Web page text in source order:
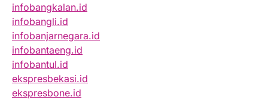
infobangkalan.id
infobangli.id
infobanjarnegara.id
infobantaeng.id
infobantul.id
ekspresbekasi.id
ekspresbone.id